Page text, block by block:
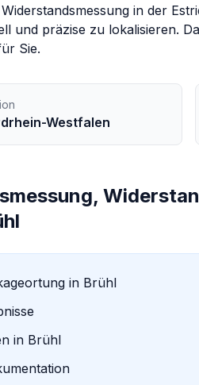
in der
und präzise zu lokalisieren.
Sie.
Westfalen
in Brühl
in Brühl